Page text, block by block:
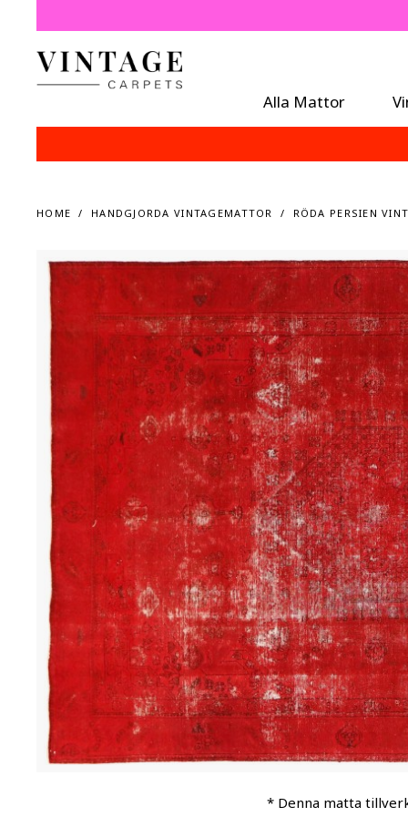
Alla Mattor
HOME HANDGJORDA VINTAGEMATTOR RÖDA PERSIEN
* Denna matta